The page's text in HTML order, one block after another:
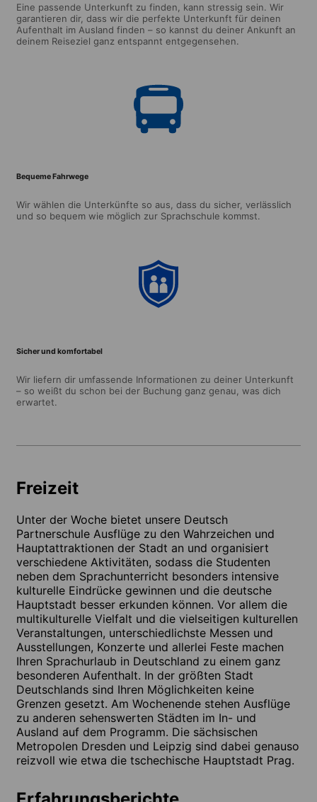
Eine passende Unterkunft zu finden, kann stressig sein. Wir
garantieren dir, dass wir die perfekte Unterkunft für deinen
Aufenthalt im Ausland finden – so kannst du deiner Ankunft an
deinem Reiseziel ganz entspannt entgegensehen.
Bequeme Fahrwege
Wir wählen die Unterkünfte so aus, dass du sicher, verlässlich
und so bequem wie möglich zur Sprachschule kommst.
Sicher und komfortabel
Wir liefern dir umfassende Informationen zu deiner Unterkunft
– so weißt du schon bei der Buchung ganz genau, was dich
erwartet.
Freizeit
Unter der Woche bietet unsere Deutsch
Partnerschule Ausflüge zu den Wahrzeichen und
Hauptattraktionen der Stadt an und organisiert
verschiedene Aktivitäten, sodass die Studenten
neben dem Sprachunterricht besonders intensive
kulturelle Eindrücke gewinnen und die deutsche
Hauptstadt besser erkunden können. Vor allem die
multikulturelle Vielfalt und die vielseitigen kulturellen
Veranstaltungen, unterschiedlichste Messen und
Ausstellungen, Konzerte und allerlei Feste machen
Ihren Sprachurlaub in Deutschland zu einem ganz
besonderen Aufenthalt. In der größten Stadt
Deutschlands sind Ihren Möglichkeiten keine
Grenzen gesetzt. Am Wochenende stehen Ausflüge
zu anderen sehenswerten Städten im In- und
Ausland auf dem Programm. Die sächsischen
Metropolen Dresden und Leipzig sind dabei genauso
reizvoll wie etwa die tschechische Hauptstadt Prag.